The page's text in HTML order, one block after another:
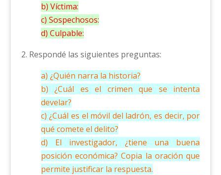
b) Víctima:
c) Sospechosos:
d) Culpable:
2. Respondé las siguientes preguntas:
a) ¿Quién narra la historia?
b) ¿Cuál es el crimen que se intenta
develar?
c) ¿Cuál es el móvil del ladrón, es decir, por
qué comete el delito?
d) El investigador, ¿tiene una buena
posición económica? Copia la oración que
permite justificar la respuesta.